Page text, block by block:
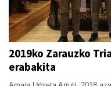
2019ko Zarauzko
erabakita